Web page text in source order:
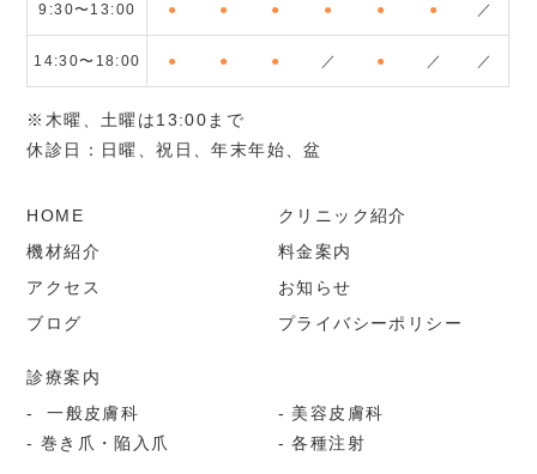
9:30〜13:00 ● ● ● ● ● ● ／
14:30〜18:00 ● ● ● ／ ● ／ ／
※木曜、土曜は13:00まで
休診日：日曜、祝日、年末年始、盆
HOME
クリニック紹介
機材紹介
料金案内
アクセス
お知らせ
ブログ
プライバシーポリシー
診療案内
一般皮膚科
美容皮膚科
巻き爪・陥入爪
各種注射